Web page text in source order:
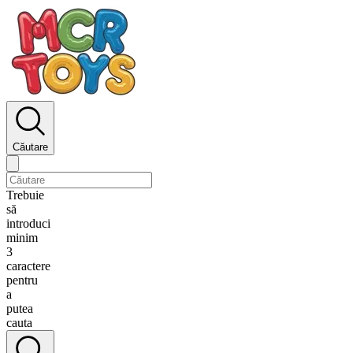
Căutare
Trebuie
să
introduci
minim
3
caractere
pentru
a
putea
cauta